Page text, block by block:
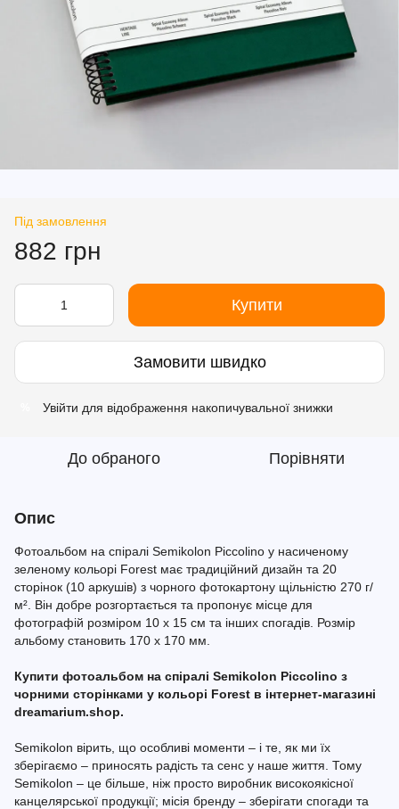
Під замовлення
882 грн
Купити
Замовити швидко
Увійти для відображення накопичувальної знижки
До обраного Порівняти
Опис
Фотоальбом на спіралі Semikolon Piccolino у насиченому
зеленому кольорі Forest має традиційний дизайн та 20
сторінок (10 аркушів) з чорного фотокартону щільністю 270 г/
м². Він добре розгортається та пропонує місце для
фотографій розміром 10 x 15 см та інших спогадів. Розмір
альбому становить 170 x 170 мм.
Купити фотоальбом на спіралі Semikolon Piccolino з
чорними сторінками у кольорі Forest в інтернет-магазині
dreamarium.shop.
Semikolon вірить, що особливі моменти – і те, як ми їх
зберігаємо – приносять радість та сенс у наше життя. Тому
Semikolon – це більше, ніж просто виробник високоякісної
канцелярської продукції; місія бренду – зберігати спогади та